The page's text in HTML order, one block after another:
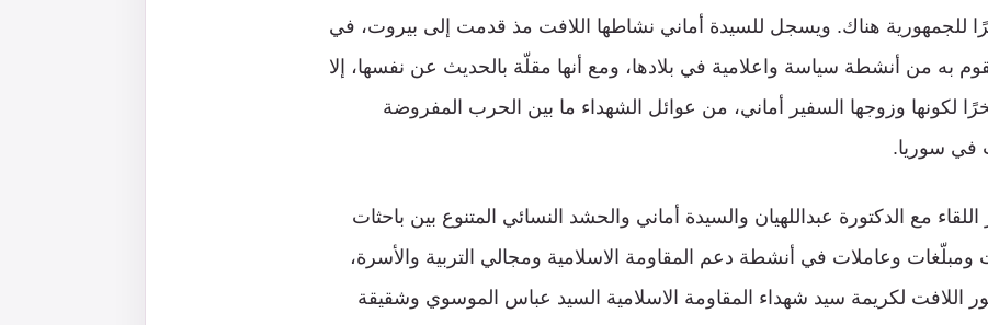
للجمهورية هناك. ويسجل للسيدة أماني نشاطها اللافت مذ قدمت إلى بيروت، في
به من أنشطة سياسة واعلامية في بلادها، ومع أنها مقلّة بالحديث عن نفسها، إلا
لكونها وزوجها السفير أماني، من عوائل الشهداء ما بين الحرب المفروضة
في سوريا.
مع الدكتورة عبداللهيان والسيدة أماني والحشد النسائي المتنوع بين باحثات
ومبلّغات وعاملات في أنشطة دعم المقاومة الاسلامية ومجالي التربية والأسرة،
اللافت لكريمة سيد شهداء المقاومة الاسلامية السيد عباس الموسوي وشقيقة